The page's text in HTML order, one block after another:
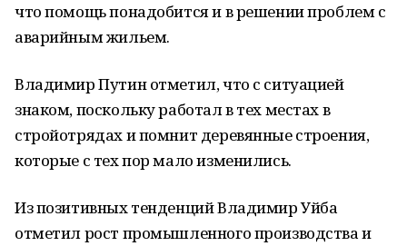
что помощь понадобится и в решении проблем с
аварийным жильем.
Владимир Путин отметил, что с ситуацией
знаком, поскольку работал в тех местах в
стройотрядах и помнит деревянные строения,
которые с тех пор мало изменились.
Из позитивных тенденций Владимир Уйба
отметил рост промышленного производства и